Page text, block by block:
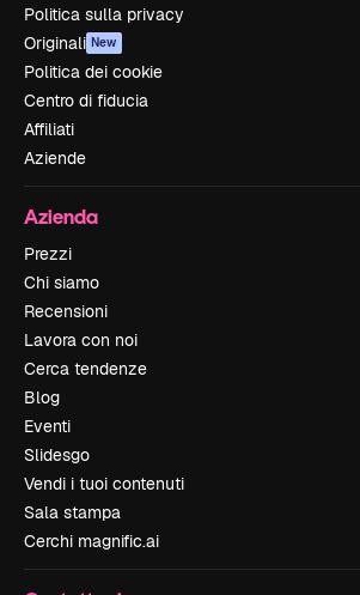
Politica sulla privacy
Originali New
Politica dei cookie
Centro di fiducia
Affiliati
Aziende
Azienda
Prezzi
Chi siamo
Recensioni
Lavora con noi
Cerca tendenze
Blog
Eventi
Slidesgo
Vendi i tuoi contenuti
Sala stampa
Cerchi magnific.ai